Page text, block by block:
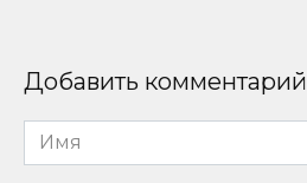
Добавить комментарий
Имя
*